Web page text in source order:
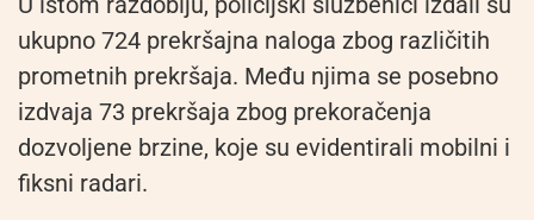
ukupno 724 prekršajna naloga zbog različitih
prometnih prekršaja. Među njima se posebno
izdvaja 73 prekršaja zbog prekoračenja
dozvoljene brzine, koje su evidentirali mobilni i
fiksni radari.